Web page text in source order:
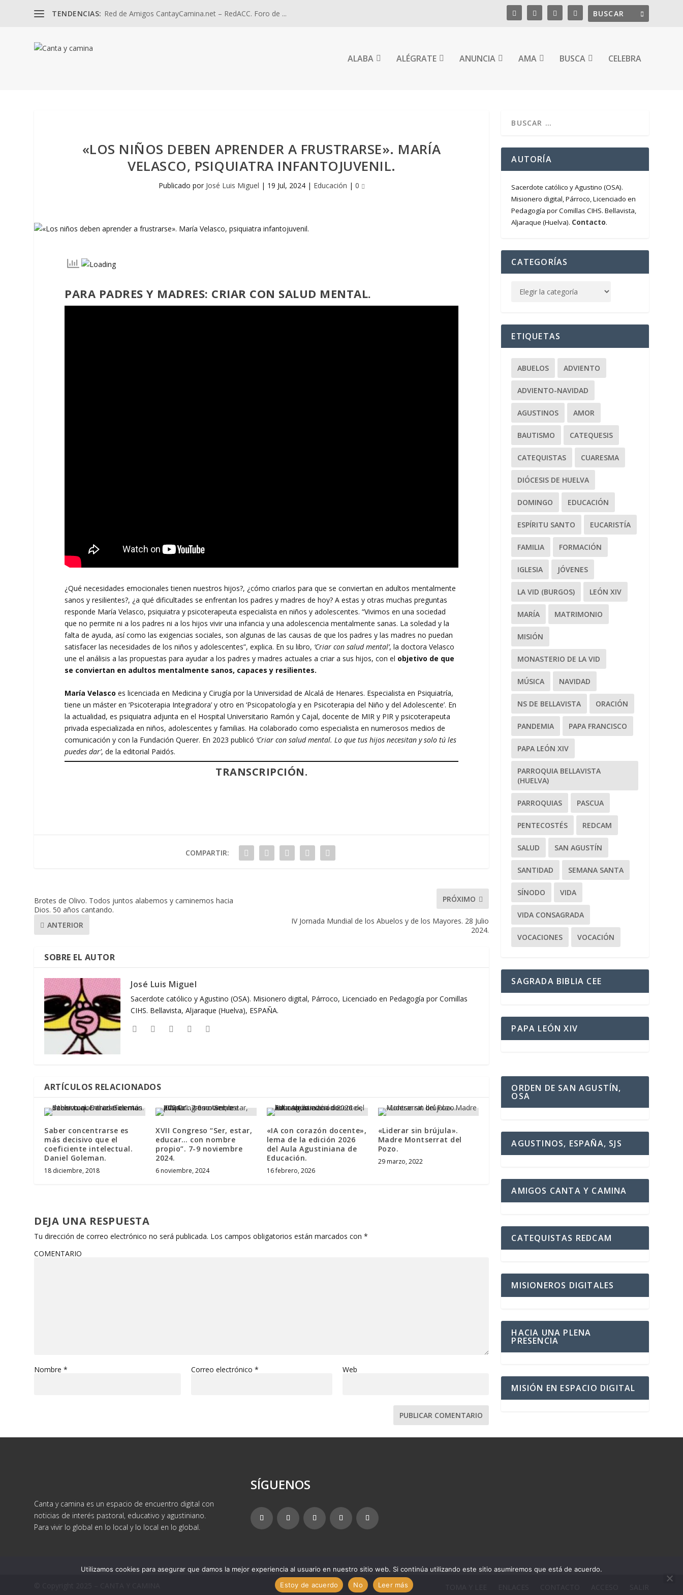
TENDENCIAS: Red de Amigos CantayCamina.net – RedACC. Foro de ...
ALABA ALÉGRATE ANUNCIA AMA BUSCA CELEBRA
«LOS NIÑOS DEBEN APRENDER A FRUSTRARSE». MARÍA
VELASCO, PSIQUIATRA INFANTOJUVENIL.
Publicado por José Luis Miguel | 19 Jul, 2024| Educación | 0
PARA PADRES Y MADRES: CRIAR CON SALUD MENTAL.
¿Qué necesidades emocionales tienen nuestros hijos?, ¿cómo criarlos para que se conviertan en adultos mentalmente
sanos y resilientes?, ¿a qué dificultades se enfrentan los padres y madres de hoy? A estas y otras muchas preguntas
responde María Velasco, psiquiatra y psicoterapeuta especialista en niños y adolescentes. “Vivimos en una sociedad
que no permite ni a los padres ni a los hijos vivir una infancia y una adolescencia mentalmente sanas. La soledad y la
falta de ayuda, así como las exigencias sociales, son algunas de las causas de que los padres y las madres no puedan
satisfacer las necesidades de los niños y adolescentes”, explica. En su libro, ‘Criar con salud mental’, la doctora Velasco
une el análisis a las propuestas para ayudar a los padres y madres actuales a criar a sus hijos, con el objetivo de que
se conviertan en adultos mentalmente sanos, capaces y resilientes.
María Velascoes licenciada en Medicina y Cirugía por la Universidad de Alcalá de Henares. Especialista en Psiquiatría,
tiene un máster en ‘Psicoterapia Integradora’ y otro en ‘Psicopatología y en Psicoterapia del Niño y del Adolescente’. En
la actualidad, es psiquiatra adjunta en el Hospital Universitario Ramón y Cajal, docente de MIR y PIR y psicoterapeuta
privada especializada en niños, adolescentes y familias. Ha colaborado como especialista en numerosos medios de
comunicación y con la Fundación Querer. En 2023 publicó ‘Criar con salud mental. Lo que tus hijos necesitan y solo tú les
puedes dar’, de la editorial Paidós.
TRANSCRIPCIÓN.
COMPARTIR:
Brotes de Olivo. Todos juntos alabemos y caminemos hacia
Dios. 50 años cantando.
ANTERIOR
PRÓXIMO
IV Jornada Mundial de los Abuelos y de los Mayores. 28 Julio
2024.
SOBRE EL AUTOR
José Luis Miguel
Sacerdote católico y Agustino (OSA). Misionero digital, Párroco, Licenciado en Pedagogía por Comillas
CIHS. Bellavista, Aljaraque (Huelva), ESPAÑA.
ARTÍCULOS RELACIONADOS
Saber concentrarse es
más decisivo que el
coeficiente intelectual.
Daniel Goleman.
18 diciembre, 2018
XVII Congreso “Ser, estar,
educar… con nombre
propio”. 7-9 noviembre
2024.
6 noviembre, 2024
«IA con corazón docente»,
lema de la edición 2026
del Aula Agustiniana de
Educación.
16 febrero, 2026
«Liderar sin brújula».
Madre Montserrat del
Pozo.
29 marzo, 2022
DEJA UNA RESPUESTA
Tu dirección de correo electrónico no será publicada. Los campos obligatorios están marcados con*
COMENTARIO
Nombre* Correo electrónico * Web
AUTORÍA
Sacerdote católico y Agustino (OSA).
Misionero digital, Párroco, Licenciado en
Pedagogía por Comillas CIHS. Bellavista,
Aljaraque (Huelva). Contacto.
CATEGORÍAS
ETIQUETAS
ABUELOS ADVIENTO
ADVIENTO-NAVIDAD
AGUSTINOS AMOR
BAUTISMO CATEQUESIS
CATEQUISTAS CUARESMA
DIÓCESIS DE HUELVA
DOMINGO EDUCACIÓN
ESPÍRITU SANTO EUCARISTÍA
FAMILIA FORMACIÓN
IGLESIA JÓVENES
LA VID (BURGOS) LEÓN XIV
MARÍA MATRIMONIO
MISIÓN
MONASTERIO DE LA VID
MÚSICA NAVIDAD
NS DE BELLAVISTA ORACIÓN
PANDEMIA PAPA FRANCISCO
PAPA LEÓN XIV
PARROQUIA BELLAVISTA
(HUELVA)
PARROQUIAS PASCUA
PENTECOSTÉS REDCAM
SALUD SAN AGUSTÍN
SANTIDAD SEMANA SANTA
SÍNODO VIDA
VIDA CONSAGRADA
VOCACIONES VOCACIÓN
SAGRADA BIBLIA CEE
PAPA LEÓN XIV
ORDEN DE SAN AGUSTÍN,
OSA
AGUSTINOS, ESPAÑA, SJS
AMIGOS CANTA Y CAMINA
CATEQUISTAS REDCAM
MISIONEROS DIGITALES
HACIA UNA PLENA
PRESENCIA
MISIÓN EN ESPACIO DIGITAL
Canta y camina es un espacio de encuentro digital con
noticias de interés pastoral, educativo y agustiniano.
Para vivir lo global en lo local y lo local en lo global.
SÍGUENOS
Utilizamos cookies para asegurar que damos la mejor experiencia al usuario en nuestro sitio web. Si continúa utilizando este sitio asumiremos que está de acuerdo.
Estoy de acuerdo
No Leer más